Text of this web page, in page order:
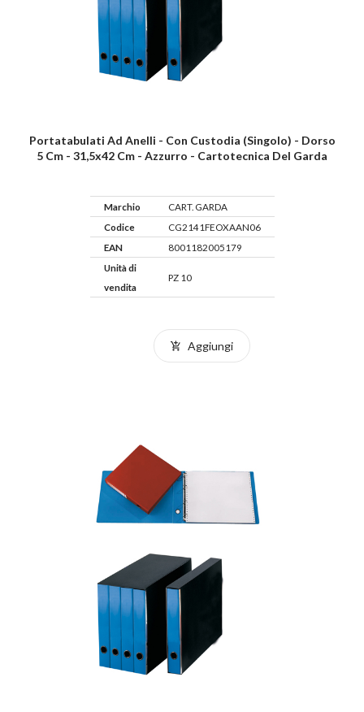
Portatabulati Ad Anelli - Con Custodia (singolo) - Dorso
5 Cm - 31,5x42 Cm - Azzurro - Cartotecnica Del Garda
Marchio
CART. GARDA
Codice
CG2141FEOXAAN06
EAN
8001182005179
Unità di
vendita
PZ 10
Aggiungi